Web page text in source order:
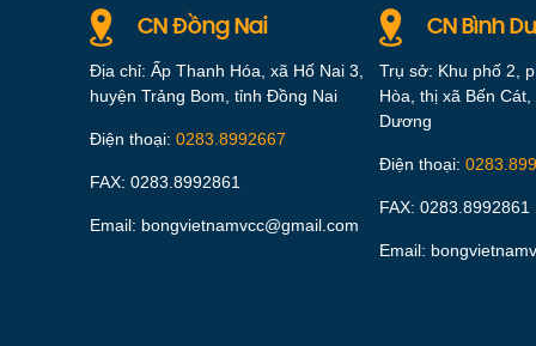
CN Đồng Nai
Địa chỉ: Ấp Thanh Hóa, xã Hố Nai 3,
huyện Trảng Bom, tỉnh Đồng Nai
Điện thoại: 0283.8992667
FAX: 0283.8992861
Email: bongvietnamvcc@gmail.com
CN Bình
Trụ sở: Khu phố 2,
Hòa, thị xã Bến
Dương
Điện thoại:
FAX: 0283.8992861
Email: